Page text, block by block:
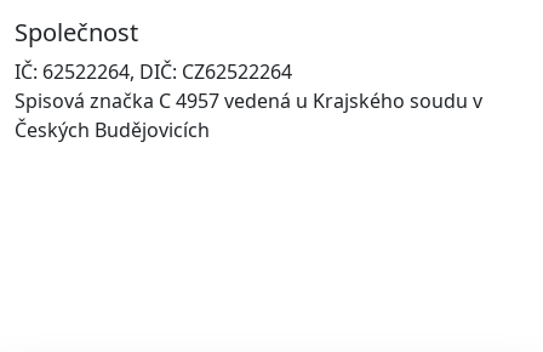
Společnost
IČ: 62522264, DIČ: CZ62522264
Spisová značka C 4957 vedená u Krajského soudu v
Českých Budějovicích